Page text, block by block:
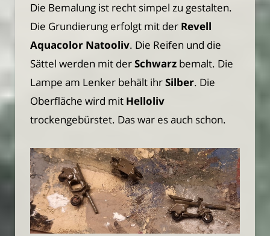
Die Bemalung ist recht simpel zu gestalten.
Die Grundierung erfolgt mit der Revell
Aquacolor Natooliv. Die Reifen und die
Sättel werden mit derSchwarz bemalt. Die
Lampe am Lenker behält ihrSilber. Die
Oberfläche wird mit Helloliv
trockengebürstet. Das war es auch schon.